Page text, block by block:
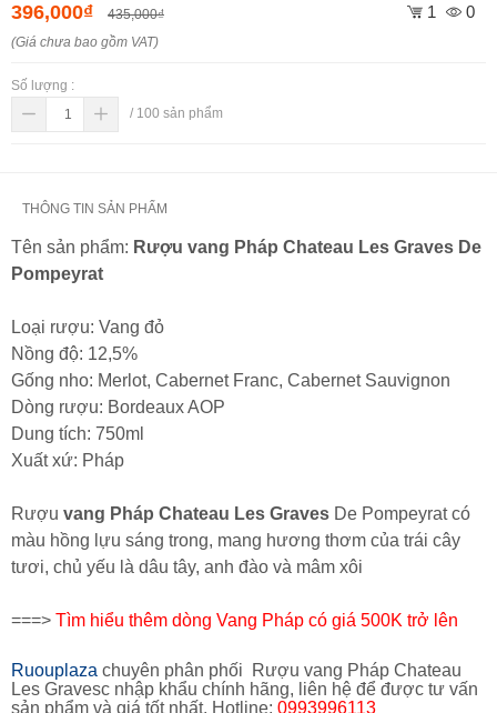
396,000₫ 435,000₫ 1 0
(Giá chưa bao gồm VAT)
Số lượng :
/ 100 sản phẩm
THÔNG TIN SẢN PHẨM
Tên sản phẩm: Rượu vang Pháp Chateau Les Graves De
Pompeyrat
Loại rượu: Vang đỏ
Nồng độ: 12,5%
Gống nho: Merlot, Cabernet Franc, Cabernet Sauvignon
Dòng rượu: Bordeaux AOP
Dung tích: 750ml
Xuất xứ: Pháp
Rượu vang Pháp Chateau Les Graves De Pompeyrat có
màu hồng lựu sáng trong, mang hương thơm của trái cây
tươi, chủ yếu là dâu tây, anh đào và mâm xôi
===> Tìm hiểu thêm dòng Vang Pháp có giá 500K trở lên
Ruouplaza chuyên phân phối
Rượu vang Pháp Chateau
Les Gravesc nhập khẩu chính hãng, liên hệ để được tư vấn
sản phẩm và giá tốt nhất. Hotline: 0993996113